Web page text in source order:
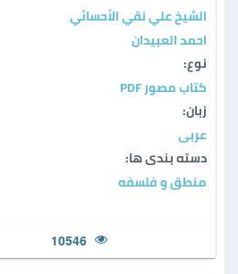
الشيخ علي نقي الأحسائي
احمد العبيدان
نوع:
كتاب مصور PDF
زبان:
عربی
دسته بندی ها:
منطق و فلسفه
10546